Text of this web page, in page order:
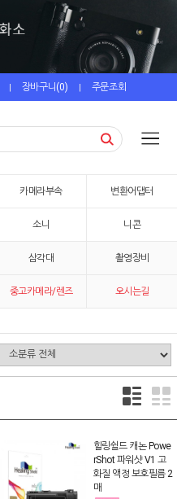
| 장바구니(0) | 주문조회
카메라부속 변환어댑터
소니 니콘
삼각대 촬영장비
중고카메라/렌즈 오시는길
힐링쉴드 캐논 Powe
rShot 파워샷 V1 고
화질 액정 보호필름 2
매